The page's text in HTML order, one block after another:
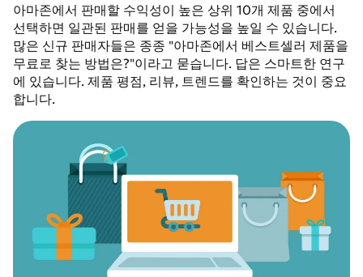
아마존에서 판매할 수익성이 높은 상위 10개 제품 중에서
선택하면 일관된 판매를 얻을 가능성을 높일 수 있습니다.
많은 신규 판매자들은 종종 "아마존에서 베스트셀러 제품을
무료로 찾는 방법은?"이라고 묻습니다. 답은 스마트한 연구
에 있습니다. 제품 평점, 리뷰, 트렌드를 확인하는 것이 중요
합니다.